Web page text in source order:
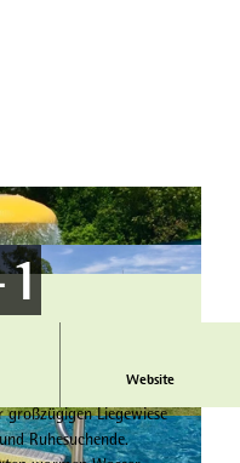
Gronau, Tourist-Information Willingen |
CC-BY-SA
Website
Liegewiese
Ruhesuchende.